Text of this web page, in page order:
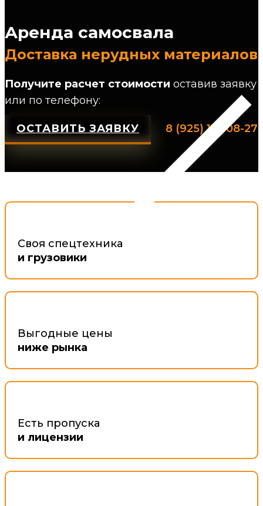
Аренда самосвала
Доставка нерудных материалов
Получите расчет стоимости оставив заявку
или по телефону:
ОСТАВИТЬ ЗАЯВКУ 8 (925) 118-08-27
Своя спецтехника
и грузовики
Выгодные цены
ниже рынка
Есть пропуска
и лицензии